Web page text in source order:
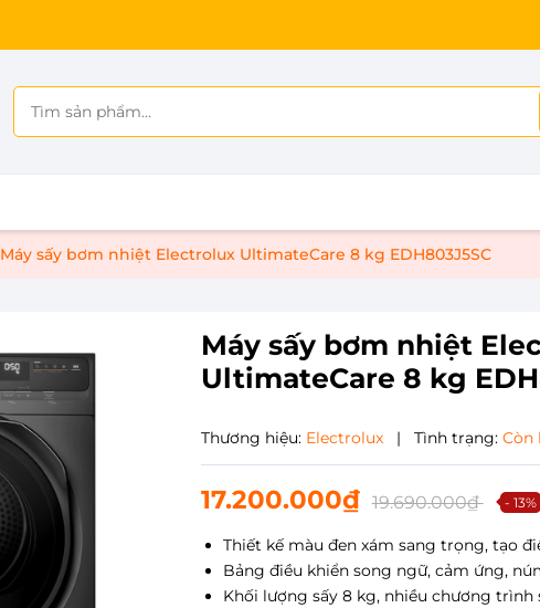
Máy sấy bơm nhiệt Electrolux UltimateCare 8 kg EDH803J5SC
Máy sấy bơm nhiệt
UltimateCare 8 kg
Thương hiệu: Electrolux | Tình trạng: Còn
17.200.000₫ 19.690.000₫ - 13%
Thiết kế màu đen xám sang trọng, tạo
Bảng điều khiển song ngữ, cảm ứng,
Khối lượng sấy 8 kg, nhiều chương trình